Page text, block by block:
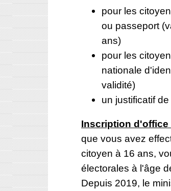
pour les
ou passeport
ans)
pour les
nationale
validité)
un justificatif
Inscription d'office
que vous avez
citoyen à 16 ans,
électorales à l'âge
Depuis 2019, le